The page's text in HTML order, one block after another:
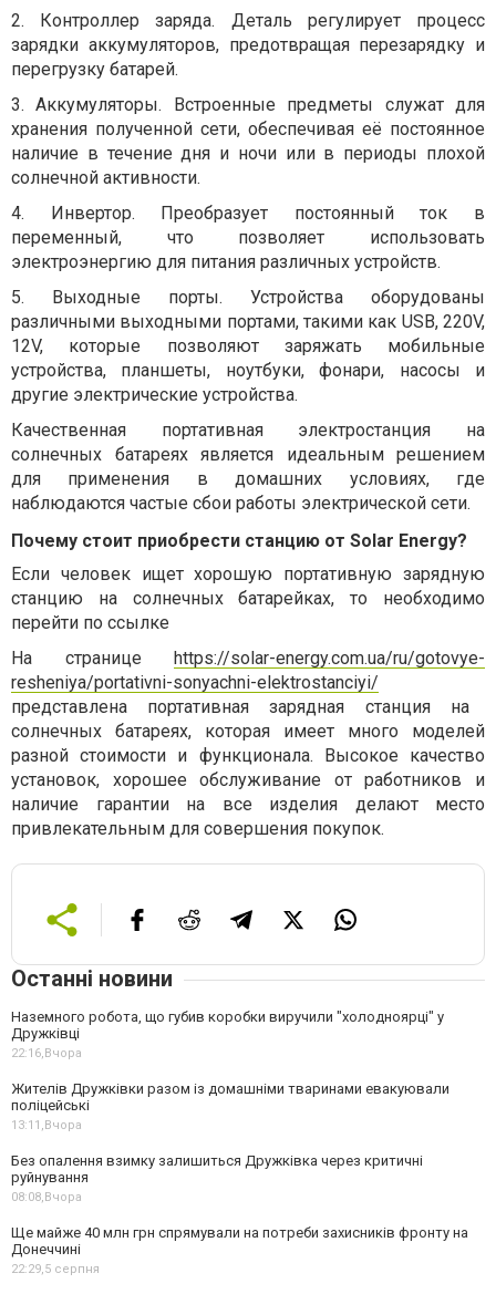
2. Контроллер заряда. Деталь регулирует процесс
зарядки аккумуляторов, предотвращая перезарядку и
перегрузку батарей.
3.Аккумуляторы. Встроенные предметы служат для
хранения полученной сети, обеспечивая её постоянное
наличие в течение дня и ночи или в периоды плохой
солнечной активности.
4. Инвертор. Преобразует постоянный ток в
переменный, что позволяет использовать
электроэнергию для питания различных устройств.
5. Выходные порты. Устройства оборудованы
различными выходными портами, такими как USB, 220V,
12V, которые позволяют заряжать мобильные
устройства, планшеты, ноутбуки, фонари, насосы и
другие электрические устройства.
Качественная портативная электростанция на
солнечных батареях является идеальным решением
для применения в домашних условиях, где
наблюдаются частые сбои работы электрической сети.
Почему стоит приобрести станцию от Solar Energy?
Если человек ищет хорошую портативную зарядную
станцию на солнечных батарейках, то необходимо
перейти по ссылке
На странице https://solar-energy.com.ua/ru/gotovye-
resheniya/portativni-sonyachni-elektrostanciyi/
представлена портативная зарядная станция на
солнечных батареях, которая имеет много моделей
разной стоимости и функционала. Высокое качество
установок, хорошее обслуживание от работников и
наличие гарантии на все изделия делают место
привлекательным для совершения покупок.
Останні новини
Наземного робота, що губив коробки виручили "холодноярці" у
Дружківці
22:16,Вчора
Жителів Дружківки разом із домашніми тваринами евакуювали
поліцейські
13:11,Вчора
Без опалення взимку залишиться Дружківка через критичні
руйнування
08:08,Вчора
Ще майже 40 млн грн спрямували на потреби захисників фронту на
Донеччині
22:29,5 серпня